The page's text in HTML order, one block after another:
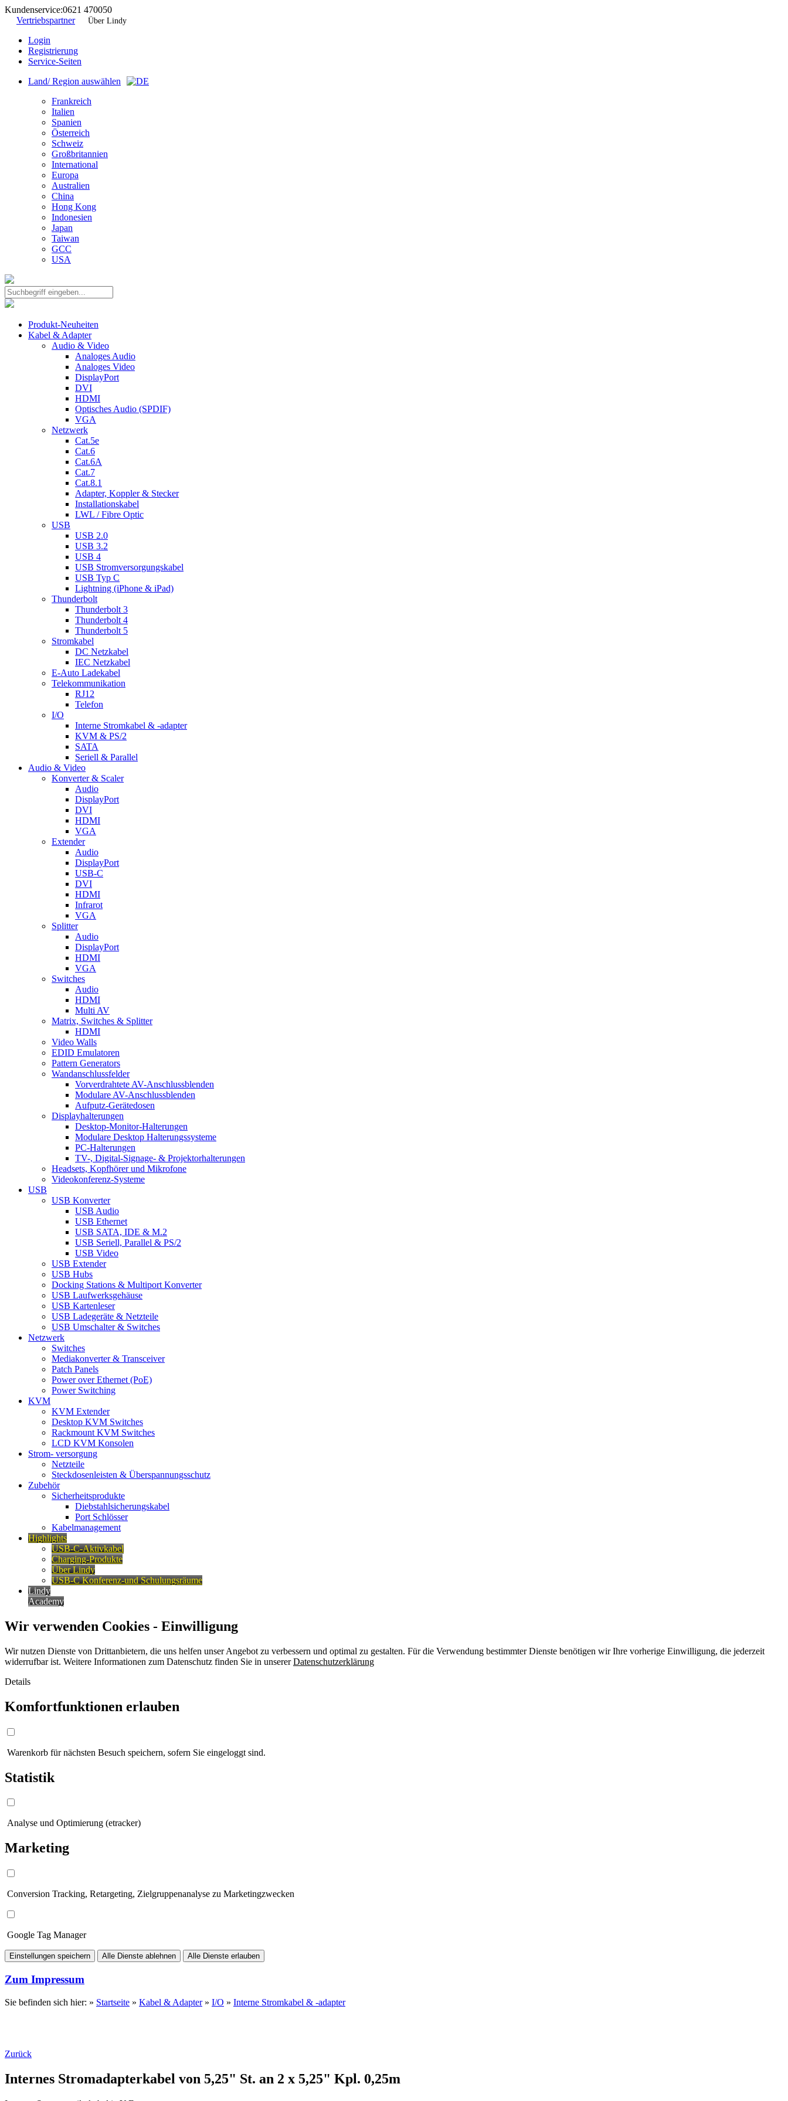
Kundenservice:0621 470050
Vertriebspartner
Über Lindy
Login
Registrierung
Service-Seiten
Land/ Region auswählen
Frankreich
Italien
Spanien
Österreich
Schweiz
Großbritannien
International
Europa
Australien
China
Hong Kong
Indonesien
Japan
Taiwan
GCC
USA
Produkt-Neuheiten
Kabel & Adapter
Audio & Video
Analoges Audio
Analoges Video
DisplayPort
DVI
HDMI
Optisches Audio (SPDIF)
VGA
Netzwerk
Cat.5e
Cat.6
Cat.6A
Cat.7
Cat.8.1
Adapter, Koppler & Stecker
Installationskabel
LWL / Fibre Optic
USB
USB 2.0
USB 3.2
USB 4
USB Stromversorgungskabel
USB Typ C
Lightning (iPhone & iPad)
Thunderbolt
Thunderbolt 3
Thunderbolt 4
Thunderbolt 5
Stromkabel
DC Netzkabel
IEC Netzkabel
E-Auto Ladekabel
Telekommunikation
RJ12
Telefon
I/O
Interne Stromkabel & -adapter
KVM & PS/2
SATA
Seriell & Parallel
Audio & Video
Konverter & Scaler
Audio
DisplayPort
DVI
HDMI
VGA
Extender
Audio
DisplayPort
USB-C
DVI
HDMI
Infrarot
VGA
Splitter
Audio
DisplayPort
HDMI
VGA
Switches
Audio
HDMI
Multi AV
Matrix, Switches & Splitter
HDMI
Video Walls
EDID Emulatoren
Pattern Generators
Wandanschlussfelder
Vorverdrahtete AV-Anschlussblenden
Modulare AV-Anschlussblenden
Aufputz-Gerätedosen
Displayhalterungen
Desktop-Monitor-Halterungen
Modulare Desktop Halterungssysteme
PC-Halterungen
TV-, Digital-Signage- & Projektorhalterungen
Headsets, Kopfhörer und Mikrofone
Videokonferenz-Systeme
USB
USB Konverter
USB Audio
USB Ethernet
USB SATA, IDE & M.2
USB Seriell, Parallel & PS/2
USB Video
USB Extender
USB Hubs
Docking Stations & Multiport Konverter
USB Laufwerksgehäuse
USB Kartenleser
USB Ladegeräte & Netzteile
USB Umschalter & Switches
Netzwerk
Switches
Mediakonverter & Transceiver
Patch Panels
Power over Ethernet (PoE)
Power Switching
KVM
KVM Extender
Desktop KVM Switches
Rackmount KVM Switches
LCD KVM Konsolen
Strom- versorgung
Netzteile
Steckdosenleisten & Überspannungsschutz
Zubehör
Sicherheitsprodukte
Diebstahlsicherungskabel
Port Schlösser
Kabelmanagement
Highlights
USB-C-Aktivkabel
Charging-Produkte
Über Lindy
USB-C Konferenz-und Schulungsräume
Lindy
Academy
Wir verwenden Cookies - Einwilligung
Wir nutzen Dienste von Drittanbietern, die uns helfen unser Angebot zu verbessern und optimal zu gestalten. Für die Verwendung bestimmter Dienste benötigen wir Ihre vorherige Einwilligung, die jederzeit
widerrufbar ist. Weitere Informationen zum Datenschutz finden Sie in unsererDatenschutzerklärung
Details
Komfortfunktionen erlauben
Warenkorb für nächsten Besuch speichern, sofern Sie eingeloggt sind.
Statistik
Analyse und Optimierung (etracker)
Marketing
Conversion Tracking, Retargeting, Zielgruppenanalyse zu Marketingzwecken
Google Tag Manager
Einstellungen speichern Alle Dienste ablehnen Alle Dienste erlauben
Zum Impressum
Sie befinden sich hier: » Startseite » Kabel & Adapter» I/O » Interne Stromkabel & -adapter
Zurück
Internes Stromadapterkabel von 5,25" St. an 2 x 5,25" Kpl. 0,25m